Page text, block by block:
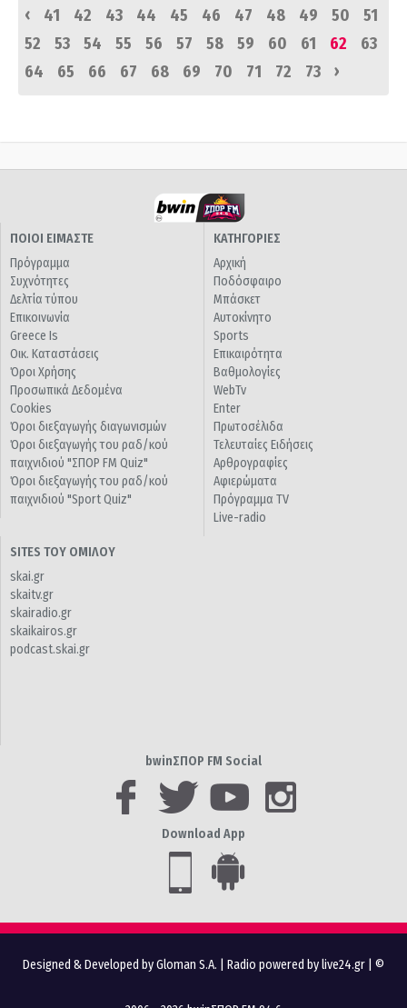
‹
41 42 43 44 45 46 47 48 49 50
51
52
53 54 55 56 57 58 59 60 61 62
63
64
65 66 67 68 69 70 71 72 73 ›
ΠΟΙΟΙ ΕΙΜΑΣΤΕ
Πρόγραμμα
Συχνότητες
Δελτία τύπου
Επικοινωνία
Greece Is
Οικ. Καταστάσεις
Όροι Χρήσης
Προσωπικά Δεδομένα
Cookies
Όροι διεξαγωγής διαγωνισμών
Όροι διεξαγωγής του ραδ/κού
παιχνιδιού "ΣΠΟΡ FM Quiz"
Όροι διεξαγωγής του ραδ/κού
παιχνιδιού "Sport Quiz"
ΚΑΤΗΓΟΡΙΕΣ
Αρχική
Ποδόσφαιρο
Μπάσκετ
Αυτοκίνητο
Sports
Επικαιρότητα
Βαθμολογίες
WebTv
Enter
Πρωτοσέλιδα
Τελευταίες Ειδήσεις
Αρθρογραφίες
Αφιερώματα
Πρόγραμμα TV
Live-radio
SITES ΤΟΥ ΟΜΙΛΟΥ
skai.gr
skaitv.gr
skairadio.gr
skaikairos.gr
podcast.skai.gr
bwinΣΠΟΡ FM Social
Download App
Designed & Developed by Gloman S.A. Radio powered by live24.gr | ©